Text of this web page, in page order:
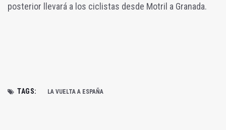
posterior llevará a los ciclistas desde Motril a Granada.
TAGS: LA VUELTA A ESPAÑA